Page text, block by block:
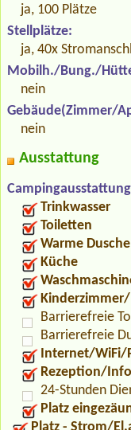
ja, 100 Plätze
Stellplätze:
ja, 40x
Mobilh./Bung./
nein
Gebäude(Zimmer/
nein
Ausstattung
Trinkwasser
Toiletten
Warme Dusche
Küche
Barrierefreie
Barrierefreie
Internet/WiFi/
Rezeption/
24-Stunden
Platz
Platz - Strom/